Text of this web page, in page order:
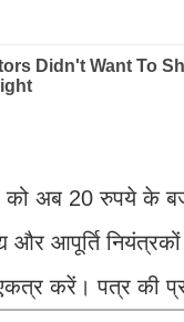
को अब 20 रुपये के
और आपूर्ति
करें। पत्र की